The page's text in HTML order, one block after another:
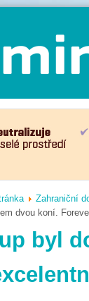
Zahraniční
dvou koní.
byl